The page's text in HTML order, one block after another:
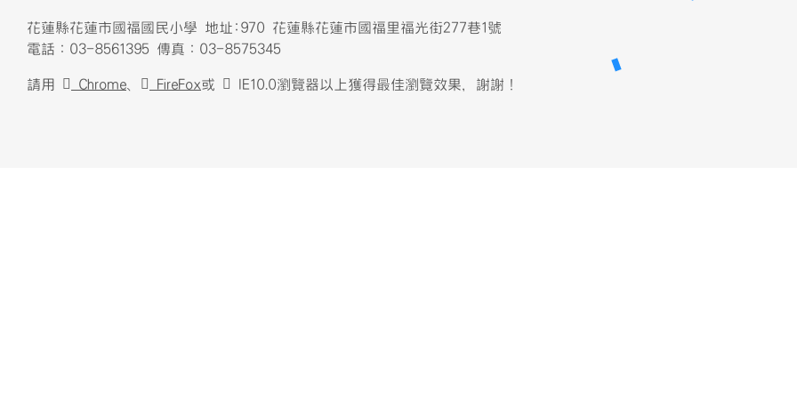
頁尾區域內容
花蓮縣花蓮市國福國民小學 地址:970 花蓮縣花蓮市國福里福光街277巷1號
電話：03-8561395 傳真：03-8575345
請用 Chrome FireFox或 IE10.0瀏覽器以上獲得最佳瀏覽效果，謝謝！